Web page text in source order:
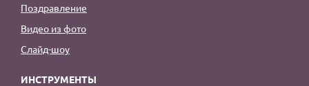
Поздравление
Видео из фото
Слайд-шоу
ИНСТРУМЕНТЫ